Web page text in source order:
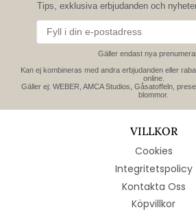
Tips, exklusiva erbjudanden och
Gäller endast nya
Kan ej kombineras med andra erbjudanden eller
online.
Gäller ej: WEBER, AMCA Studios, Gåsatoffeln,
blommor.
VILLKOR
Cookies
Integritetspolicy
Kontakta Oss
Köpvillkor